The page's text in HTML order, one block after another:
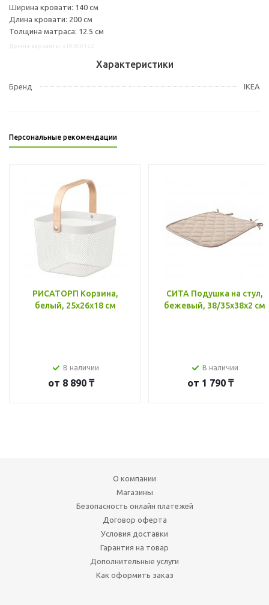
Ширина кровати: 140 см
Длина кровати: 200 см
Толщина матраса: 12.5 см
Характеристики
Бренд IKEA
Персональные рекомендации
РИСАТОРП Корзина,
белый, 25x26x18 см
В наличии
от 8 890 ₸
СИТА Подушка на стул,
бежевый, 38/35x38x2 см
В наличии
от 1 790 ₸
О компании
Магазины
Безопасность онлайн платежей
Договор оферта
Условия доставки
Гарантия на товар
Дополнительные услуги
Как оформить заказ